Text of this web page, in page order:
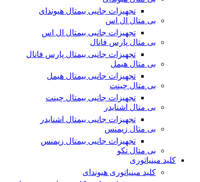
تجهیزات جانبی بیمتال هیوندای
بی متال ال اس
تجهیزات جانبی بیمتال ال اس
بی متال پارس فانال
تجهیزات جانبی بیمتال پارس فانال
بی متال هیمل
تجهیزات جانبی بیمتال هیمل
بی متال چینت
تجهیزات جانبی بیمتال چینت
بی متال اشنایدر
تجهیزات جانبی بیمتال اشنایدر
بی متال زیمنس
تجهیزات جانبی بیمتال زیمنس
بی متال تکو
کلید مینیاتوری
کلید مینیاتوری هیوندای